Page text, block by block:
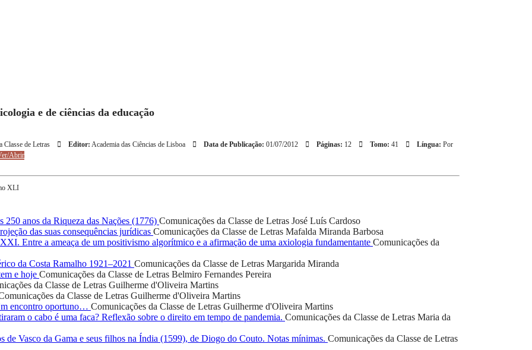
e de ciências da educação
Classe de Letras Editor: Academia das Ciências de Lisboa Data de Publicação: 01/07/2012 Páginas: 12 Tomo: 41 Língua: Por
Abrir
XLI
anos da Riqueza das Nações (1776) Comunicações da Classe de Letras José Luís Cardoso
das suas consequências jurídicas Comunicações da Classe de Letras Mafalda Miranda Barbosa
Entre a ameaça de um positivismo algorítmico e a afirmação de uma axiologia fundamentante Comunicações da
da Costa Ramalho 1921–2021 Comunicações da Classe de Letras Margarida Miranda
e hoje Comunicações da Classe de Letras Belmiro Fernandes Pereira
da Classe de Letras Guilherme d'Oliveira Martins
da Classe de Letras Guilherme d'Oliveira Martins
encontro oportuno… Comunicações da Classe de Letras Guilherme d'Oliveira Martins
o cabo é uma faca? Reflexão sobre o direito em tempo de pandemia. Comunicações da Classe de Letras Maria da
de Vasco da Gama e seus filhos na Índia (1599), de Diogo do Couto. Notas mínimas. Comunicações da Classe de Letras